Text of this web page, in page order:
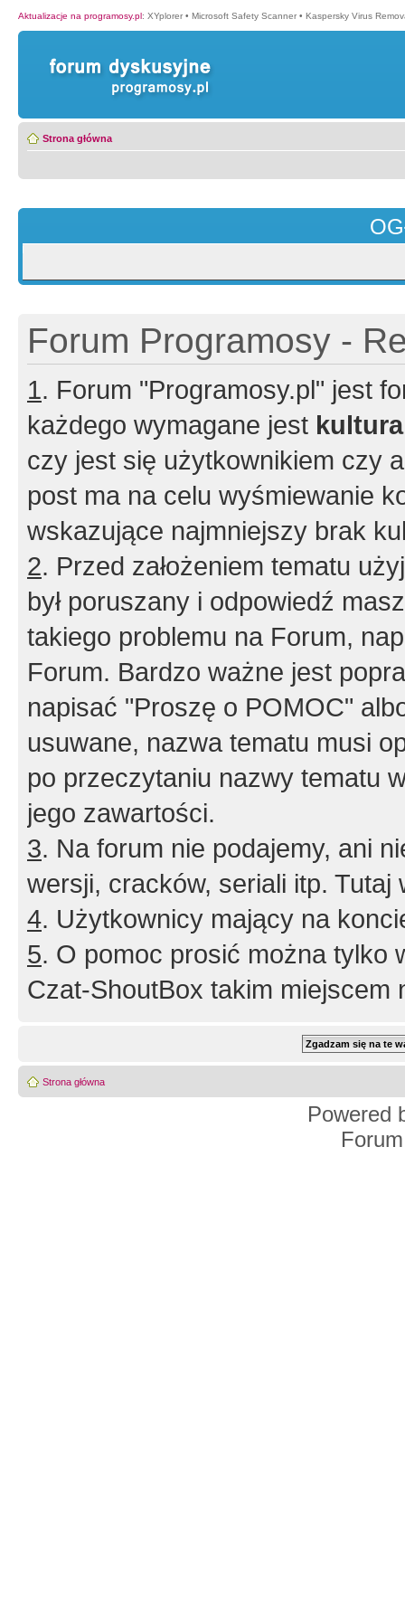
Aktualizacje na programosy.pl: XYplorer • Microsoft Safety Scanner • Kaspersky Virus
Strona główna
Forum Programosy -
1. Forum "Programosy.pl" jest
każdego wymagane jest
czy jest się użytkownikiem czy
post ma na celu wyśmiewanie
wskazujące najmniejszy brak
2. Przed założeniem tematu
był poruszany i odpowiedź
takiego problemu na Forum,
Forum. Bardzo ważne jest
napisać "Proszę o POMOC"
usuwane, nazwa tematu musi
po przeczytaniu nazwy tematu
jego zawartości.
3. Na forum nie podajemy, ani
wersji, cracków, seriali itp. Tutaj
4. Użytkownicy mający na
5. O pomoc prosić można tylko
Czat-ShoutBox takim miejscem
Strona główna
Powered